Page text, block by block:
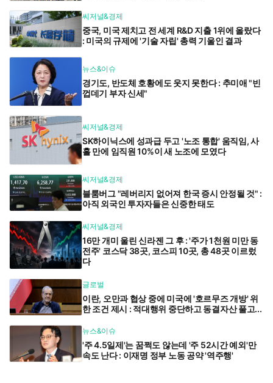
씨저널&경제
중국, 미국 제치고 전 세계 R&D 지출 1위에 올랐다
: 미국의 규제에 '기술 자립' 총력 기울인 결과
뉴스&이슈
경기도, 반도체 호황에도 웃지 못한다 : 추미애 "빈
껍데기 부자 신세"
씨저널&경제
SK하이닉스에 성과급 두고 '노조 통합' 움직임, 사
흘 만에 임직원 10%이 새 노조에 모였다
씨저널&경제
블룸버그 "레버리지 없어져 한국 증시 안정될 것" :
아직 외국인 투자자들은 신중한 태도
씨저널&경제
16만 개미 울린 신라젠 그 후 : '주가 1천원 미만 동
전주' 코스닥 38곳, 코스피 10곳, 총 48곳 이르렀
다
글로벌
이란, 오만과 협상 중에 미국에 '호르무즈 개방' 위
한 조건 제시 : 적대행위 중단하고 동결자산 풀고...
뉴스&이슈
'주 4.5일제'는 꿈쩍도 않는데 '주 52시간 예외'만
속도 난다 : 이재명 정부 노동 공약 '역주행'